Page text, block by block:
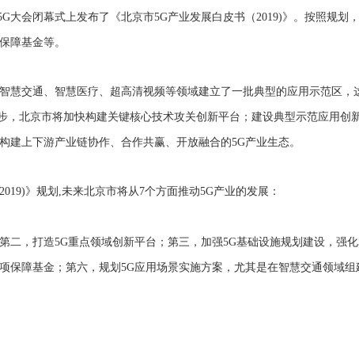
大会闭幕式上发布了《北京市5G产业发展白皮书（2019)》。按照规划
障基金等。
慧交通、智慧医疗、超高清视频等领域建立了一批典型的应用示范区
，北京市将加快构建关键核心技术攻关创新平台；建设典型示范应用创
建上下游产业链协作、合作共赢、开放融合的5G产业生态。
2019)》规划 ,未来北京市将从7个方面推动5G产业的发展：
二，打造5G重点领域创新平台；第三，加强5G基础设施规划建设，强化
保障基金；第六，规划5G应用场景实施方案，尤其是在智慧交通领域